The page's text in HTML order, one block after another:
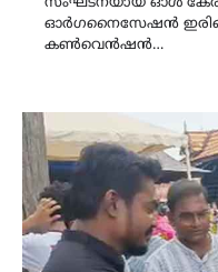
ഓർഗനൈസേഷൻ
കൺവെൻഷൻ…